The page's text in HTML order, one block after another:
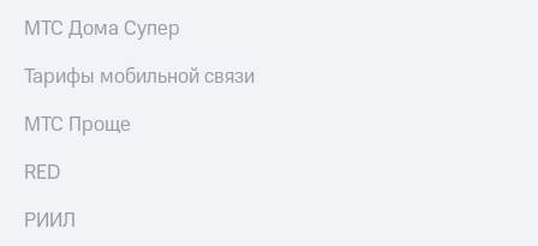
МТС Дома Супер
Тарифы мобильной связи
МТС Проще
RED
РИИЛ